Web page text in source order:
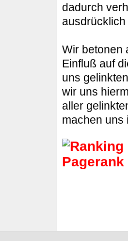
dadurch
Wir betonen
Einfluß auf
uns
wir uns
aller
machen uns